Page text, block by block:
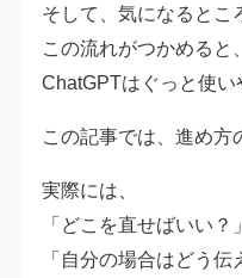
そして、気になるとこ
この流れがつかめると、
ChatGPTはぐっと使い
この記事では、進め方
実際には、
「どこを直せばいい？」
「自分の場合はどう伝